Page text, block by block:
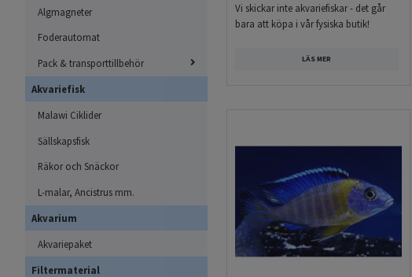
Algmagneter
Foderautomat
Pack & transporttillbehör
Akvariefisk
Malawi Ciklider
Sällskapsfisk
Räkor och Snäckor
L-malar, Ancistrus mm.
Akvarium
Akvariepaket
Filtermaterial
Vi skickar inte akvariefiskar - det går
bara att köpa i vår fysiska butik!
LÄS MER